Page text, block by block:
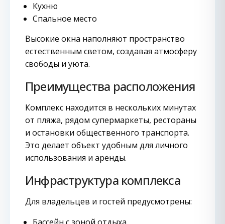
Кухню
Спальное место
Высокие окна наполняют пространство
естественным светом, создавая атмосферу
свободы и уюта.
Преимущества расположения
Комплекс находится в нескольких минутах
от пляжа, рядом супермаркеты, рестораны
и остановки общественного транспорта.
Это делает объект удобным для личного
использования и аренды.
Инфраструктура комплекса
Для владельцев и гостей предусмотрены: